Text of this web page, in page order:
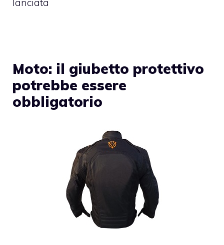
lanciata
Moto: il giubetto protettivo
potrebbe essere
obbligatorio